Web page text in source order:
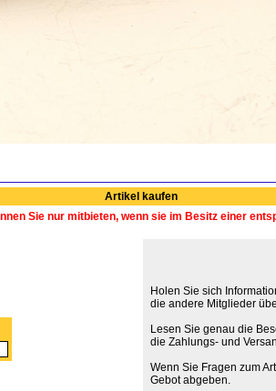
Artikel kaufen
Sie nur mitbieten, wenn sie im Besitz einer
Holen Sie sich
die andere Mitglieder
Lesen Sie genau die
die Zahlungs- und
Wenn Sie Fragen zum
Gebot abgeben.